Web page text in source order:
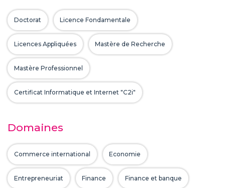
Doctorat Licence Fondamentale
Licences Appliquées Mastère de Recherche
Mastère Professionnel
Certificat Informatique et Internet "C2i"
Domaines
Commerce international Economie
Entrepreneuriat Finance Finance et banque